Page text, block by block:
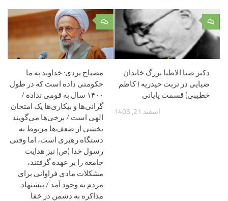
۰
مصباح یزدی: خداوند به ما
حکومتی داده است که در طول
۱۴۰۰ سال به قومی نداده /
گرانی‌ها و بیکاری‌ها یک امتحان
الهی است / برخی‌ها می‌گویند
بخشی از ضعف‌ها مربوط به
دستگاه رهبری است، اما وقتی
رسول خدا (ص) نیز هدایت
جامعه را بر عهده گرفتند،
مشکلات مادی فراوانی برای
مردم به وجود آمد / پیشنهاد
مذاکره به دشمن در خفا
۰
دکتر ضیا الاطبا بزرگ خاندان
ضیایی در تربت حیدریه ( کاظم
خطیبی) قسمت پایانی
اسفند 21, 1403